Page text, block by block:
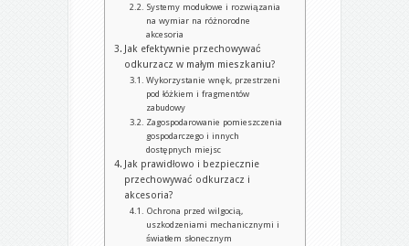
Systemy modułowe i rozwiązania
na wymiar na różnorodne
akcesoria
Jak efektywnie przechowywać
odkurzacz w małym mieszkaniu?
Wykorzystanie wnęk, przestrzeni
pod łóżkiem i fragmentów
zabudowy
Zagospodarowanie pomieszczenia
gospodarczego i innych
dostępnych miejsc
Jak prawidłowo i bezpiecznie
przechowywać odkurzacz i
akcesoria?
Ochrona przed wilgocią,
uszkodzeniami mechanicznymi i
światłem słonecznym